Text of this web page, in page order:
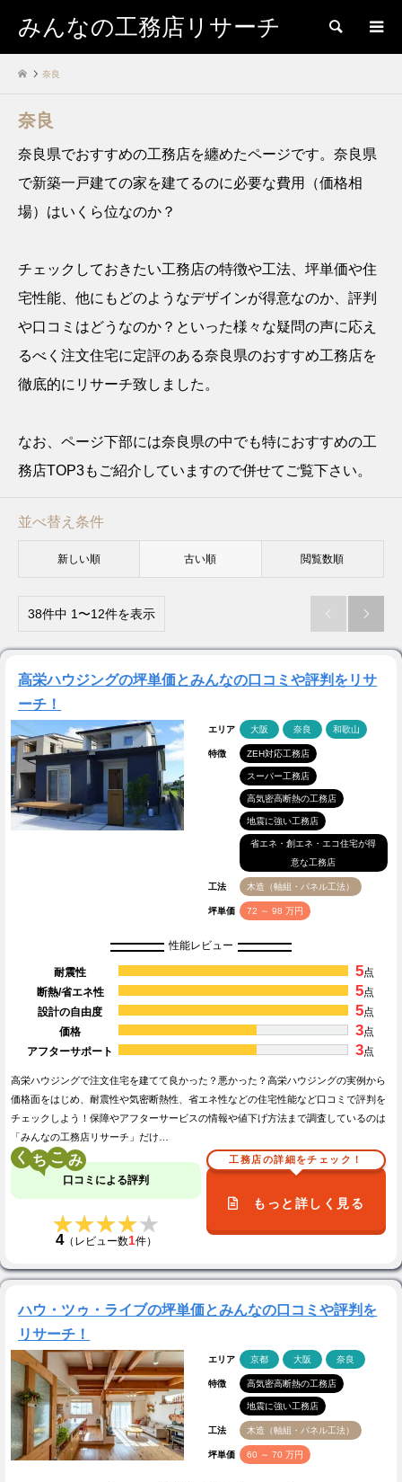
みんなの工務店リサーチ 検索
奈良
奈良
奈良県でおすすめの工務店を纏めたページです。奈良県
で新築一戸建ての家を建てるのに必要な費用（価格相
場）はいくら位なのか？
チェックしておきたい工務店の特徴や工法、坪単価や住
宅性能、他にもどのようなデザインが得意なのか、評判
や口コミはどうなのか？といった様々な疑問の声に応え
るべく注文住宅に定評のある奈良県のおすすめ工務店を
徹底的にリサーチ致しました。
なお、ページ下部には奈良県の中でも特におすすめの工
務店TOP3もご紹介していますので併せてご覧下さい。
並べ替え条件
新しい順 古い順 閲覧数順
38件中 1〜12件を表示  
高栄ハウジングの坪単価とみんなの口コミや評判をリサ
ーチ！
エリア 大阪 奈良 和歌山
特徴 ZEH対応工務店
スーパー工務店
高気密高断熱の工務店
地震に強い工務店
省エネ・創エネ・エコ住宅が得
意な工務店
工法 木造（軸組・パネル工法）
坪単価 72 ～ 98 万円
性能レビュー
耐震性 5点
断熱/省エネ性
5点
設計の自由度
5点
価格
3点
アフターサポート
3点
高栄ハウジングで注文住宅を建てて良かった？悪かった？高栄ハウジングの実例から
価格面をはじめ、耐震性や気密断熱性、省エネ性などの住宅性能など口コミで評判を
チェックしよう！保障やアフターサービスの情報や値下げ方法まで調査しているのは
「みんなの工務店リサーチ」だけ…
く こ
口コミによる評判
★★★★★
★★★★★
4（レビュー数1件）
工務店の詳細をチェック！
もっと詳しく見る
ハウ・ツゥ・ライブの坪単価とみんなの口コミや評判を
リサーチ！
エリア 京都 大阪 奈良
特徴 高気密高断熱の工務店
地震に強い工務店
工法 木造（軸組・パネル工法）
坪単価 60 ～ 70 万円